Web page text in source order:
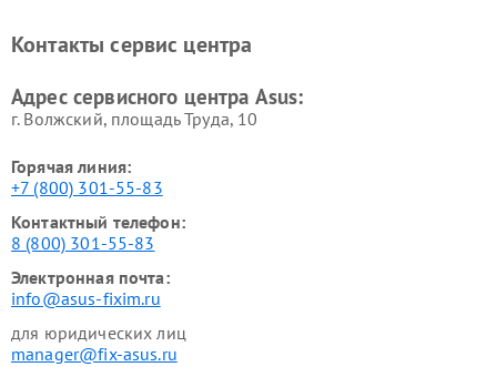
Контакты сервис центра
Адрес сервисного центра Asus:
г. Волжский, площадь Труда, 10
Горячая линия:
+7 (800) 301-55-83
Контактный телефон:
8 (800) 301-55-83
Электронная почта:
info@asus-fixim.ru
для юридических лиц
manager@fix-asus.ru